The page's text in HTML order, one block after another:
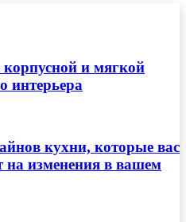
и мягкой
интерьера
кухни, которые вас
на изменения в вашем